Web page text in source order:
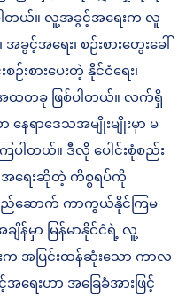
ပါတယ်။ လူ့အခွင့်အရေးက လူ
အရေး၊ စဉ်းစားတွေးခေါ်
စား‌ပေးတဲ့ နိုင်ငံရေး၊
ထတခု ဖြစ်ပါတယ်။ လက်ရှိ
နေရာဒေသအမျိုးမျိုးမှာ မ
ပါတယ်။ ဒီလို ပေါင်းစုံစည်း
ရေးဆိုတဲ့ ကိစ္စရပ်ကို
ည်ဆောက် ကာကွယ်နိုင်ကြမ
န်မှာ မြန်မာနိုင်ငံရဲ့ လူ့
အပြင်းထန်ဆုံးသော ကာလ
ေးဟာ အခြေခံအားဖြင့်